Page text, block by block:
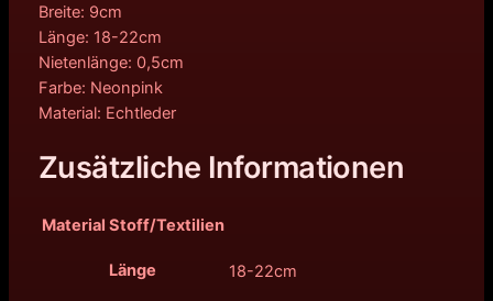
P
r
e
i
w
a
:
,
Breite: 9cm
Länge: 18-22cm
Nietenlänge: 0,5cm
Farbe: Neonpink
Material: Echtleder
Zusätzliche Informationen
Material Stoff/Textilien
Länge 18-22cm